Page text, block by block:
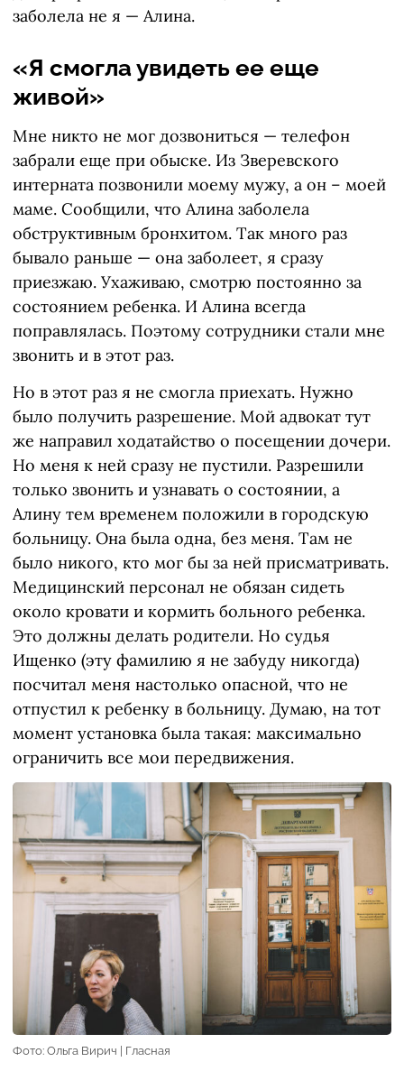
заболела не я — Алина.
«Я смогла увидеть ее еще
живой»
Мне никто не мог дозвониться — телефон
забрали еще при обыске. Из Зверевского
интерната позвонили моему мужу, а он – моей
маме. Сообщили, что Алина заболела
обструктивным бронхитом. Так много раз
бывало раньше — она заболеет, я сразу
приезжаю. Ухаживаю, смотрю постоянно за
состоянием ребенка. И Алина всегда
поправлялась. Поэтому сотрудники стали мне
звонить и в этот раз.
Но в этот раз я не смогла приехать. Нужно
было получить разрешение. Мой адвокат тут
же направил ходатайство о посещении дочери.
Но меня к ней сразу не пустили. Разрешили
только звонить и узнавать о состоянии, а
Алину тем временем положили в городскую
больницу. Она была одна, без меня. Там не
было никого, кто мог бы за ней присматривать.
Медицинский персонал не обязан сидеть
около кровати и кормить больного ребенка.
Это должны делать родители. Но судья
Ищенко (эту фамилию я не забуду никогда)
посчитал меня настолько опасной, что не
отпустил к ребенку в больницу. Думаю, на тот
момент установка была такая: максимально
ограничить все мои передвижения.
Фото: Ольга Вирич | Гласная